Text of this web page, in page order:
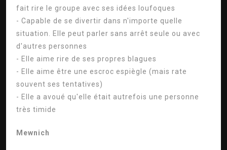
fait rire le groupe avec ses idées loufoques
- Capable de se divertir dans n'importe quelle
situation. Elle peut parler sans arrêt seule ou avec
d'autres personnes
- Elle aime rire de ses propres blagues
- Elle aime être une escroc espiègle (mais rate
souvent ses tentatives)
- Elle a avoué qu'elle était autrefois une personne
très timide
Mewnich